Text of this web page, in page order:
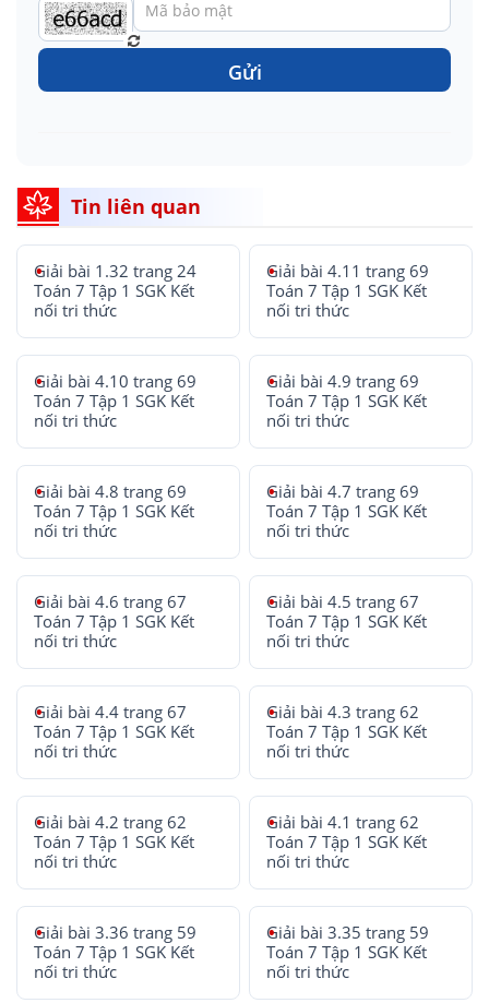
Gửi
Tin liên quan
Giải bài 1.32 trang 24
Toán 7 Tập 1 SGK Kết
nối tri thức
Giải bài 4.11 trang 69
Toán 7 Tập 1 SGK Kết
nối tri thức
Giải bài 4.10 trang 69
Toán 7 Tập 1 SGK Kết
nối tri thức
Giải bài 4.9 trang 69
Toán 7 Tập 1 SGK Kết
nối tri thức
Giải bài 4.8 trang 69
Toán 7 Tập 1 SGK Kết
nối tri thức
Giải bài 4.7 trang 69
Toán 7 Tập 1 SGK Kết
nối tri thức
Giải bài 4.6 trang 67
Toán 7 Tập 1 SGK Kết
nối tri thức
Giải bài 4.5 trang 67
Toán 7 Tập 1 SGK Kết
nối tri thức
Giải bài 4.4 trang 67
Toán 7 Tập 1 SGK Kết
nối tri thức
Giải bài 4.3 trang 62
Toán 7 Tập 1 SGK Kết
nối tri thức
Giải bài 4.2 trang 62
Toán 7 Tập 1 SGK Kết
nối tri thức
Giải bài 4.1 trang 62
Toán 7 Tập 1 SGK Kết
nối tri thức
Giải bài 3.36 trang 59
Toán 7 Tập 1 SGK Kết
nối tri thức
Giải bài 3.35 trang 59
Toán 7 Tập 1 SGK Kết
nối tri thức